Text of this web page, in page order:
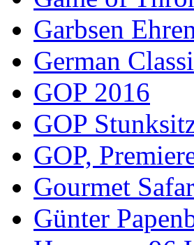
Garbsen
German
GOP 2016
GOP
GOP,
Gourmet
Günter